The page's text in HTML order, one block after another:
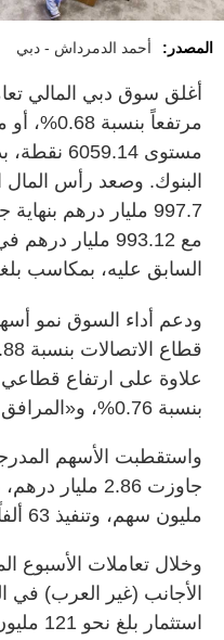
المصدر: أحمد الدمرداش - دبي
أغلق سوق دبي المالي
مستوى
البنوك. وصعد رأس المال
997.7 مليار درهم
مع 993.12 مليار
السابق عليه، بمكاسب بلغت نحو 4.58
ودعم أداء السوق نمو
علاوة على ارتفاع قطاعي
بنسبة 0.76%، و«المرافق العامة» بـ0.21%.
واستقطبت الأسهم
مليون سهم، وتنفيذ 63 ألفاً و858 صفقة.
وخلال تعاملات الأسبوع
الأجانب (غير العرب) في